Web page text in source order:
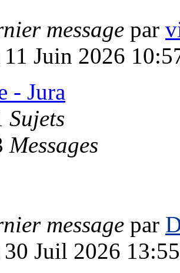
message par
11 Juin 2026
- Jura
Sujets
Messages
message par
30 Juil 2026 13:55